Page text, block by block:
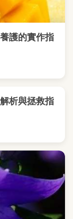
護的實作指
析與拯救指